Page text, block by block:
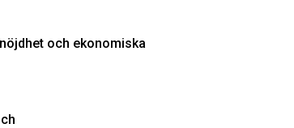
och ekonomiska